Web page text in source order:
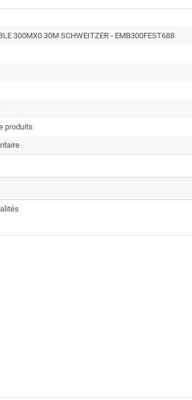
300MX0.30M SCHWEITZER - EMB300FEST688
produits